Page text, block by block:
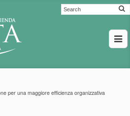
per una maggiore efficienza organizzativa